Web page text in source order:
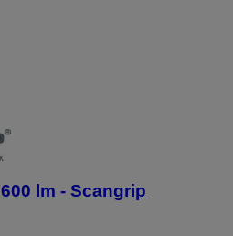
lm - Scangrip